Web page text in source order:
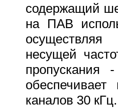
содержащий
на ПАВ
несущей
каналов 30 кГц.